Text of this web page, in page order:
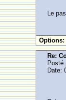
Le
Options:
Re:
Date: